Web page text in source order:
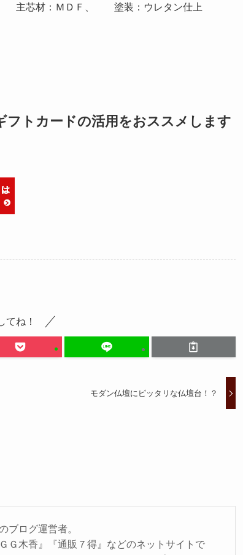
主芯材：ＭＤＦ、 塗装：ウレタン仕上
フトカードの活用をおススメします
てね！
モダン仏壇にピッタリな仏壇台！？
ブログ運営者。
Ｇ木香』『通販７得』などのネットサイトで